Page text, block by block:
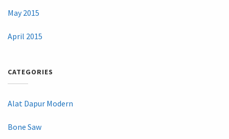
May 2015
April 2015
CATEGORIES
Alat Dapur Modern
Bone Saw